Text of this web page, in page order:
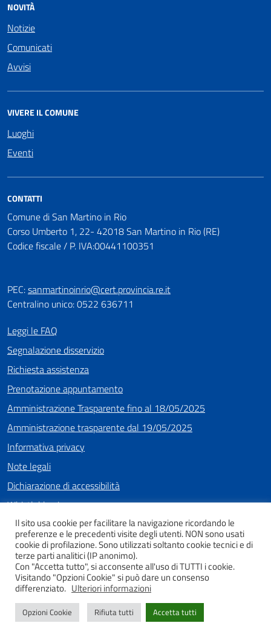
NOVITÀ
Notizie
Comunicati
Avvisi
VIVERE IL COMUNE
Luoghi
Eventi
CONTATTI
Comune di San Martino in Rio
Corso Umberto 1, 22- 42018 San Martino in Rio (RE)
Codice fiscale / P. IVA:00441100351
PEC:sanmartinoinrio@cert.provincia.re.it
Centralino unico: 0522 636711
Leggi le FAQ
Segnalazione disservizio
Richiesta assistenza
Prenotazione appuntamento
Amministrazione Trasparente fino al 18/05/2025
Amministrazione trasparente dal 19/05/2025
Informativa privacy
Note legali
Dichiarazione di accessibilità
Whistleblowing
SEGUICI SU
FacebookInstagramYoutube
Il sito usa cookie per facilitare la navigazione ricordando le
preferenze e le precedenti visite degli utenti. NON sono usati
cookie di profilazione. Sono utilizzati soltanto cookie tecnici e di
terze parti analitici (IP anonimo).
Con "Accetta tutto", si acconsente all'uso di TUTTI i cookie.
Visitando "Opzioni Cookie" si può dare un consenso
differenziato. Ulteriori informazioni
Opzioni Cookie Rifiuta tutti Accetta tutti